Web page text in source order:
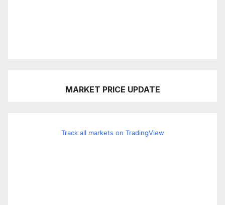
MARKET PRICE UPDATE
Track all markets on TradingView